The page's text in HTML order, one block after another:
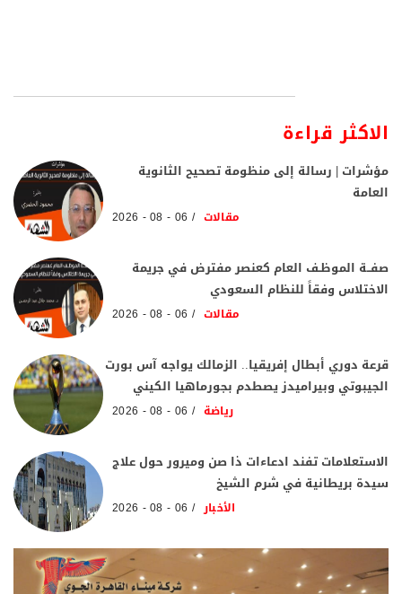
الاكثر قراءة
مؤشرات | رسالة إلى منظومة تصحيح الثانوية
العامة
مقالات 06 - 08 - 2026
صفــة الموظـف العام كعنصر مفترض في جريمة
الاختلاس وفقاً للنظام السعودي
مقالات 06 - 08 - 2026
قرعة دوري أبطال إفريقيا.. الزمالك يواجه آس بورت
الجيبوتي وبيراميدز يصطدم بجورماهيا الكيني
رياضة 06 - 08 - 2026
الاستعلامات تفند ادعاءات ذا صن وميرور حول علاج
سيدة بريطانية في شرم الشيخ
الأخبار 06 - 08 - 2026